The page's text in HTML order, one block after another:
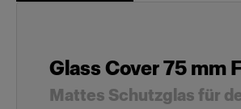
Glass Cover 75 mm
Mattes Schutzglas für